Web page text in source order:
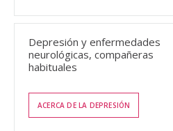
Depresión y enfermedades
neurológicas, compañeras
habituales
ACERCA DE LA DEPRESIÓN